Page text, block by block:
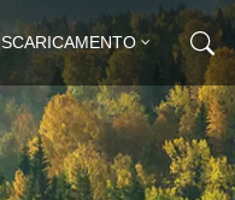
SCARICAMENTO